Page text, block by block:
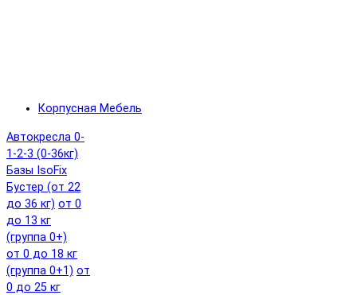
Корпусная Мебель
Автокресла 0-
1-2-3 (0-36кг)
Базы IsoFix
Бустер (от 22
до 36 кг) от 0
до 13 кг
(группа 0+)
от 0 до 18 кг
(группа 0+1) от
0 до 25 кг